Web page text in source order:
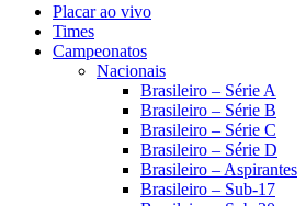
Placar ao vivo
Times
Campeonatos
Nacionais
Brasileiro – Série A
Brasileiro – Série B
Brasileiro – Série C
Brasileiro – Série D
Brasileiro – Aspirantes
Brasileiro – Sub-17